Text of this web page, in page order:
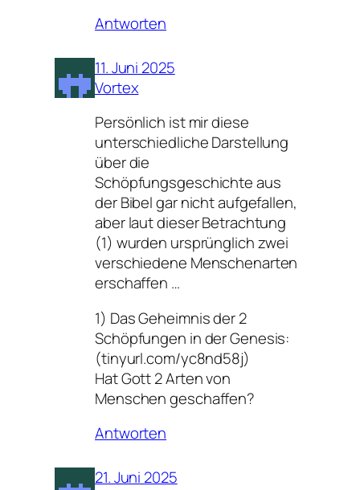
Antworten
11. Juni 2025
Vortex
Persönlich ist mir diese
unterschiedliche Darstellung
über die
Schöpfungsgeschichte aus
der Bibel gar nicht aufgefallen,
aber laut dieser Betrachtung
(1) wurden ursprünglich zwei
verschiedene Menschenarten
erschaffen …
1) Das Geheimnis der 2
Schöpfungen in der Genesis:
(tinyurl.com/yc8nd58j)
Hat Gott 2 Arten von
Menschen geschaffen?
Antworten
21. Juni 2025